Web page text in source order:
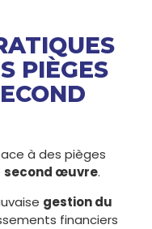
PIÈGES
à des pièges
second œuvre.
gestion du
financiers